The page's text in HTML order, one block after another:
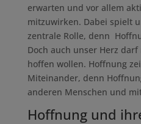
erwarten und vor allem
mitzuwirken. Dabei spielt
zentrale Rolle, denn
Doch auch unser Herz
hoffen wollen. Hoffnung
Miteinander, denn
anderen Menschen und
Hoffnung und